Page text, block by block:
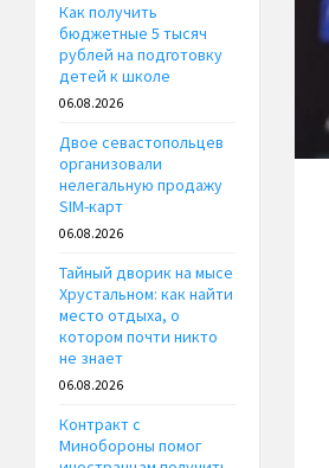
Как получить
бюджетные 5 тысяч
рублей на подготовку
детей к школе
06.08.2026
Двое севастопольцев
организовали
нелегальную продажу
SIM-карт
06.08.2026
Тайный дворик на мысе
Хрустальном: как найти
место отдыха, о
котором почти никто
не знает
06.08.2026
Контракт с
Минобороны помог